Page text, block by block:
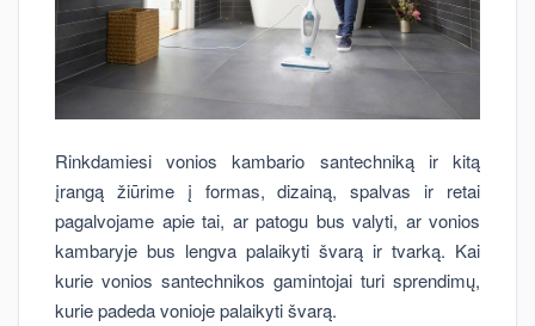
Rinkdamiesi vonios kambario santechniką ir kitą
įrangą žiūrime į formas, dizainą, spalvas ir retai
pagalvojame apie tai, ar patogu bus valyti, ar vonios
kambaryje bus lengva palaikyti švarą ir tvarką. Kai
kurie vonios santechnikos gamintojai turi sprendimų,
kurie padeda vonioje palaikyti švarą.